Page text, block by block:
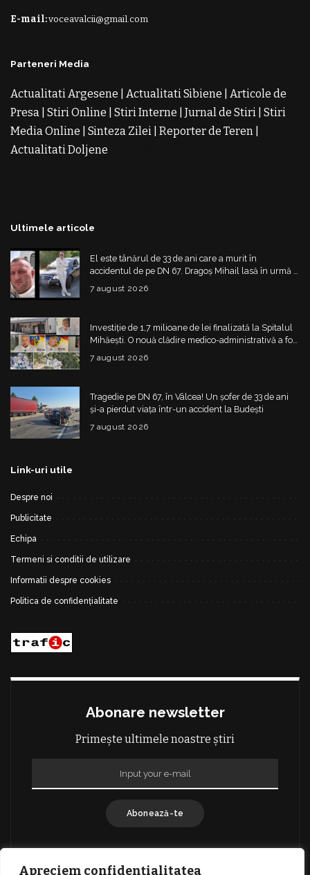
Apreciem confidențialitatea
E-mail:voceavalcii@gmail.com
Parteneri Media
Actualitati Argesene Actualitati Sibiene
Articole de
Presa Stiri Online Stiri Interne Jurnal de Stiri Stiri
Media Online
Sinteza Zilei Reporter de Teren
Actualitati Doljene
Ultimele articole
El este tânărul de 33 de ani care a murit în
accidentul de pe DN 67. Dragoș Mihail lasă în urmă o
7 august 2026
Investiție de 1,7 milioane de lei finalizată la Spitalul
Mihăești. O nouă clădire medico-administrativă a fost
construită
7 august 2026
Tragedie pe DN 67, în Vâlcea! Un șofer de 33 de ani
și-a pierdut viața într-un accident la Budești
7 august 2026
Link-uri utile
Despre noi
Publicitate
Echipa
Termeni si conditii de utilizare
Informatii despre cookies
Politica de confidențialitate
Abonare newsletter
Primește ultimele noastre știri
Abonează-te